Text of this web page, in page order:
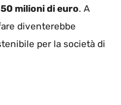
50 milioni di euro. A
diventerebbe
per la società di